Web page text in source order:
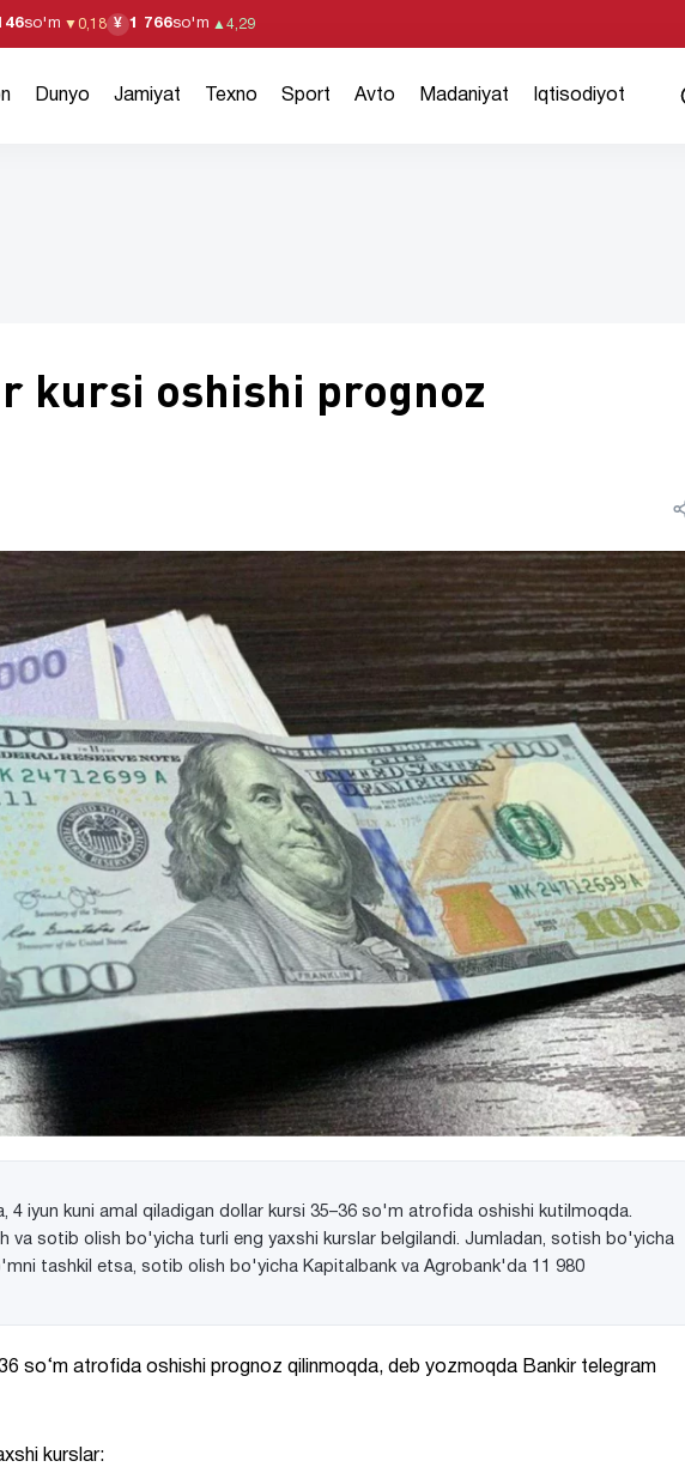
so'm ▼ 0,18 ¥ 1 766so'm ▲ 4,29
Dunyo Jamiyat Texno Sport Avto Madaniyat Iqtisodiyot
kursi oshishi prognoz
4 iyun kuni amal qiladigan dollar kursi 35–36 so'm atrofida oshishi kutilmoqda.
va sotib olish bo'yicha turli eng yaxshi kurslar belgilandi. Jumladan, sotish bo'yicha
tashkil etsa, sotib olish bo'yicha Kapitalbank va Agrobank'da 11 980
so‘m atrofida oshishi prognoz qilinmoqda, deb yozmoqda Bankir telegram
kurslar: